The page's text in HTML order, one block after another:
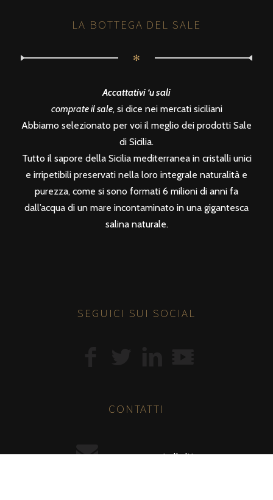
LA BOTTEGA DEL SALE
✻
Accattativi ‘u sali
comprate il sale, si dice nei mercati siciliani
Abbiamo selezionato per voi il meglio dei prodotti Sale
di Sicilia.
Tutto il sapore della Sicilia mediterranea in cristalli unici
e irripetibili preservati nella loro integrale naturalità e
purezza, come si sono formati 6 milioni di anni fa
dall’acqua di un mare incontaminato in una gigantesca
salina naturale.
SEGUICI SUI SOCIAL
CONTATTI
e-commerce@italkali.it